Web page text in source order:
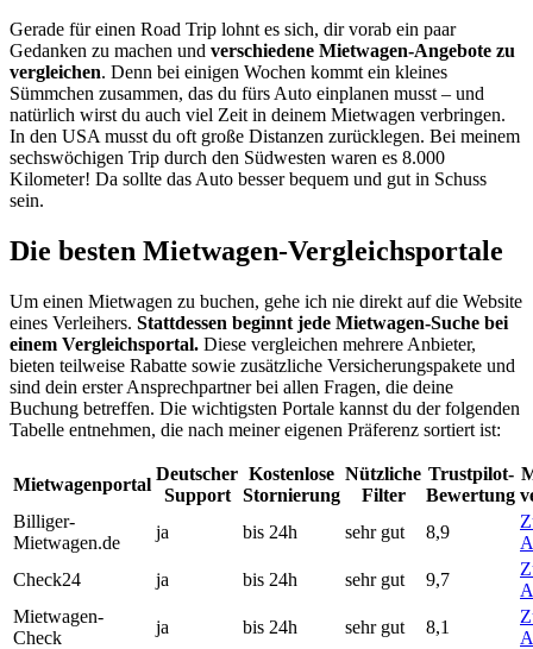
Gerade für einen Road Trip lohnt es sich, dir vorab ein paar
Gedanken zu machen und verschiedene Mietwagen-Angebote zu
vergleichen. Denn bei einigen Wochen kommt ein kleines
Sümmchen zusammen, das du fürs Auto einplanen musst – und
natürlich wirst du auch viel Zeit in deinem Mietwagen verbringen.
In den USA musst du oft große Distanzen zurücklegen. Bei meinem
sechswöchigen Trip durch den Südwesten waren es 8.000
Kilometer! Da sollte das Auto besser bequem und gut in Schuss
sein.
Die besten Mietwagen-Vergleichsportale
Um einen Mietwagen zu buchen, gehe ich nie direkt auf die Website
eines Verleihers. Stattdessen beginnt jede Mietwagen-Suche bei
einem Vergleichsportal. Diese vergleichen mehrere Anbieter,
bieten teilweise Rabatte sowie zusätzliche Versicherungspakete und
sind dein erster Ansprechpartner bei allen Fragen, die deine
Buchung betreffen. Die wichtigsten Portale kannst du der folgenden
Tabelle entnehmen, die nach meiner eigenen Präferenz sortiert ist:
Mietwagenportal
Deutscher
Support
Kostenlose
Stornierung
Nützliche
Filter
Trustpilot-
Bewertung
Billiger-
Mietwagen.de
ja bis 24h sehr gut 8,9
Check24
ja bis 24h sehr gut 9,7
Mietwagen-
Check
ja bis 24h sehr gut 8,1